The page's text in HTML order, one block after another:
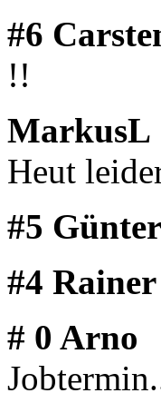
#6
!!
MarkusL
Heut
#5
#4 Rainer
# 0 Arno